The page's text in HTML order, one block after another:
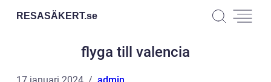
RESASÄKERT.se
flyga till valencia